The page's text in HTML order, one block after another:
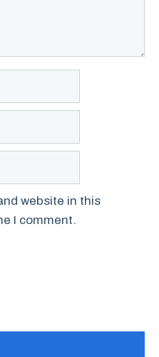
website in this
I comment.